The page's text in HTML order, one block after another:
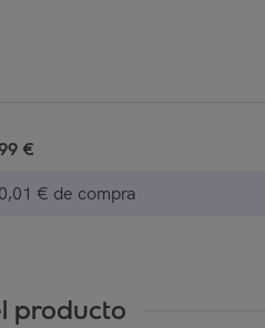
€
€ de compra
producto